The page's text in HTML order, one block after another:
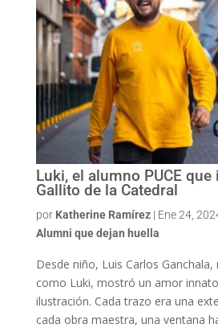
Luki, el alumno PUCE
Gallito de la Catedral
por Katherine Ramírez| Ene 24,
Alumni que dejan huella
Desde niño, Luis Carlos
como Luki, mostró un amor
ilustración. Cada trazo era una
cada obra maestra, una ventana